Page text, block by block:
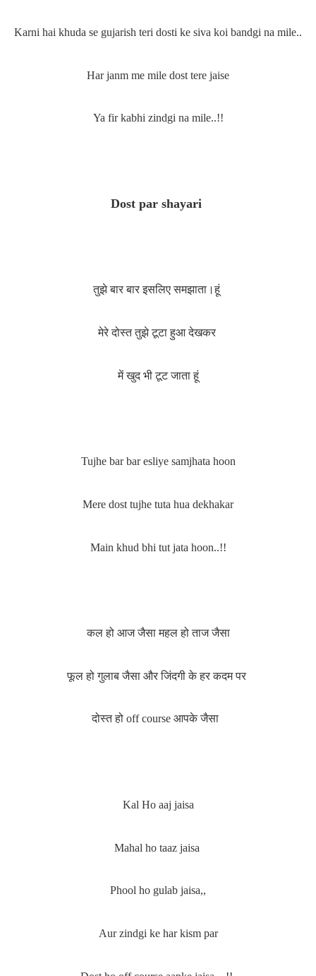
Karni hai khuda se gujarish teri dosti ke siva koi bandgi na mile..
Har janm me mile dost tere jaise
Ya fir kabhi zindgi na mile..!!
Dost par shayari
तुझे बार बार इसलिए समझाता।हूं
मेरे दोस्त तुझे टूटा हुआ देखकर
में खुद भी टूट जाता हूं
Tujhe bar bar esliye samjhata hoon
Mere dost tujhe tuta hua dekhakar
Main khud bhi tut jata hoon..!!
कल हो आज जैसामहल हो ताज जैसा
फूल हो गुलाब जैसा और जिंदगी के हर कदम पर
दोस्त हो off course आपके जैसा
Kal Ho aaj jaisa
Mahal ho taaz jaisa
Phool ho gulab jaisa,,
Aur zindgi ke har kism par